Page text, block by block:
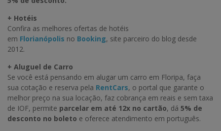
+ Hotéis
Confira as melhores ofertas de hotéis
em Florianópolis no Booking, site parceiro do blog desde
2012.
+ Aluguel de Carro
Se você está pensando em alugar um carro em Floripa, faça
sua cotação e reserva pela RentCars, o portal que garante o
melhor preço na sua locação, faz cobrança em reais e sem taxa
de IOF, permite parcelar em até 12x no cartão, dá 5% de
desconto no boleto e oferece atendimento em português.